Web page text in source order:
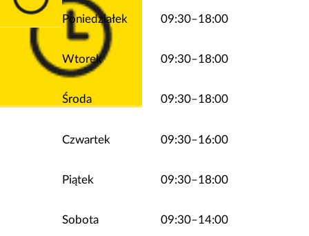
Poniedziałek 09:30–18:00
Wtorek 09:30–18:00
Środa 09:30–18:00
Czwartek 09:30–16:00
Piątek 09:30–18:00
Sobota 09:30–14:00